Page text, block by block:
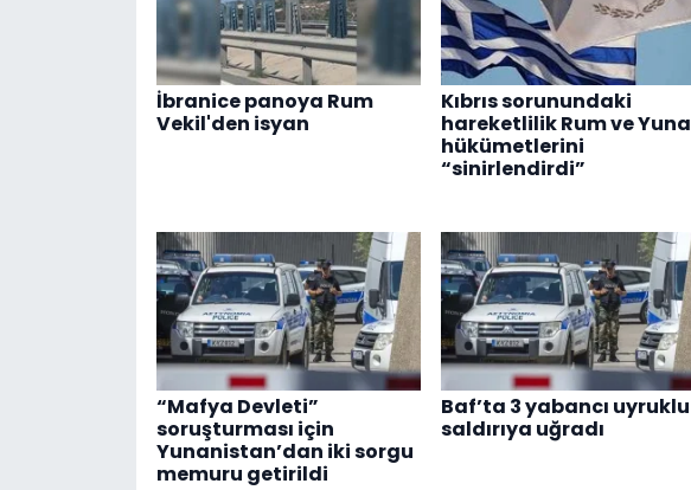
İbranice panoya Rum
Vekil'den isyan
Kıbrıs sorunundaki
hareketlilik Rum ve
hükümetlerini
“sinirlendirdi”
“Mafya Devleti”
soruşturması için
Yunanistan’dan iki sorgu
memuru getirildi
Baf’ta 3 yabancı uyruklu
saldırıya uğradı